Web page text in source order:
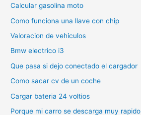
Calcular gasolina moto
Como funciona una llave con chip
Valoracion de vehiculos
Bmw electrico i3
Que pasa si dejo conectado el cargador
Como sacar cv de un coche
Cargar bateria 24 voltios
Porque mi carro se descarga muy rapido